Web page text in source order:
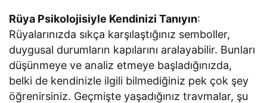
Rüya Psikolojisiyle Kendinizi Tanıyın:
Rüyalarınızda sıkça karşılaştığınız semboller,
duygusal durumların kapılarını aralayabilir. Bunları
düşünmeye ve analiz etmeye başladığınızda,
belki de kendinizle ilgili bilmediğiniz pek çok şey
öğrenirsiniz. Geçmişte yaşadığınız travmalar, şu